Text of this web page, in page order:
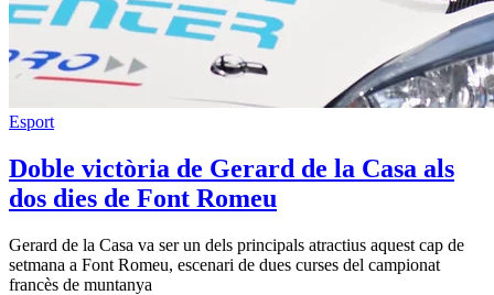
Esport
Doble victòria de Gerard de la Casa als
dos dies de Font Romeu
Gerard de la Casa va ser un dels principals atractius aquest cap de
setmana a Font Romeu, escenari de dues curses del campionat
francès de muntanya